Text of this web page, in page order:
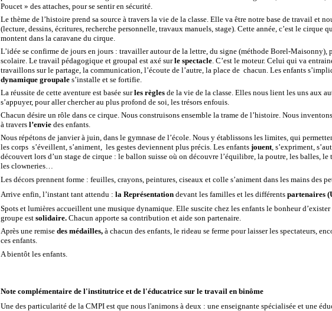
Poucet » des attaches, pour se sentir en sécurité.
Le thème de l’histoire prend sa source à travers la vie de la classe. Elle va être notre base de travail et
(lecture, dessins, écritures, recherche personnelle, travaux manuels, stage). Cette année, c’est le cirque
montent dans la caravane du cirque.
L’idée se confirme de jours en jours : travailler autour de la lettre, du signe (méthode Borel-Maisonny),
scolaire. Le travail pédagogique et groupal est axé surle spectacle. C’est le moteur. Celui qui va
travaillons sur le partage, la communication, l’écoute de l’autre, la place de chacun. Les enfants
dynamique groupale s’installe et se fortifie.
La réussite de cette aventure est basée surles règles de la vie de la classe. Elles nous lient les uns aux
s’appuyer, pour aller chercher au plus profond de soi, les trésors enfouis.
Chacun désire un rôle dans ce cirque. Nous construisons ensemble la trame de l’histoire. Nous
à travers l’envie des enfants.
Nous répétons de janvier à juin, dans le gymnase de l’école. Nous y établissons les limites, qui
les corps s’éveillent, s’animent, les gestes deviennent plus précis. Les enfants jouent, s’expriment,
découvert lors d’un stage de cirque : le ballon suisse où on découvre l’équilibre, la poutre, les balles,
les clowneries…
Les décors prennent forme : feuilles, crayons, peintures, ciseaux et colle s’animent dans les mains des
Arrive enfin, l’instant tant attendu : la Représentation devant les familles et les différents partenaires
Spots et lumières accueillent une musique dynamique. Elle suscite chez les enfants le bonheur d’exister
groupe est solidaire. Chacun apporte sa contribution et aide son partenaire.
Après une remise des médailles, à chacun des enfants, le rideau se ferme pour laisser les spectateurs,
ces enfants.
A bientôt les enfants.
Note complémentaire de l'institutrice et de l'éducatrice sur le travail en binôme
Une des particularité de la CMPI est que nous l'animons à deux : une enseignante spécialisée et une